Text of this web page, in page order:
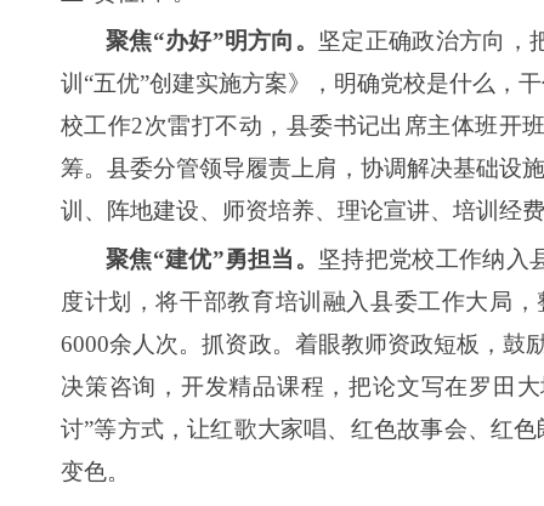
聚焦“办好”明方向。 坚定正确政治方向，
训“五优”创建实施方案》，明确党校是什么，
校工作2次雷打不动，县委书记出席主体班开
筹。县委分管领导履责上肩，协调解决基础设
训、阵地建设、师资培养、理论宣讲、培训经
聚焦“建优”勇担当。 坚持把党校工作纳入
度计划，将干部教育培训融入县委工作大局
6000余人次。抓资政。着眼教师资政短板，鼓
决策咨询，开发精品课程，把论文写在罗田
讨”等方式，让红歌大家唱、红色故事会、红
变色。